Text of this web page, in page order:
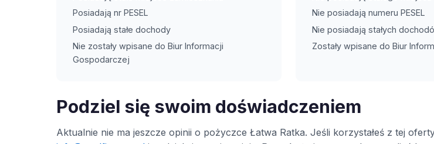
Posiadają nr PESEL
Posiadają stałe dochody
Nie zostały wpisane do Biur Informacji
Gospodarczej
Nie posiadają numeru PESEL
Nie posiadają stałych
Zostały wpisane do Biur
Podziel się swoim doświadczeniem
Aktualnie nie ma jeszcze opinii o pożyczce Łatwa Ratka. Jeśli korzystałeś z tej